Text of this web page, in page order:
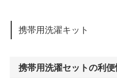
携帯用洗濯キット
携帯用洗濯セットの利便